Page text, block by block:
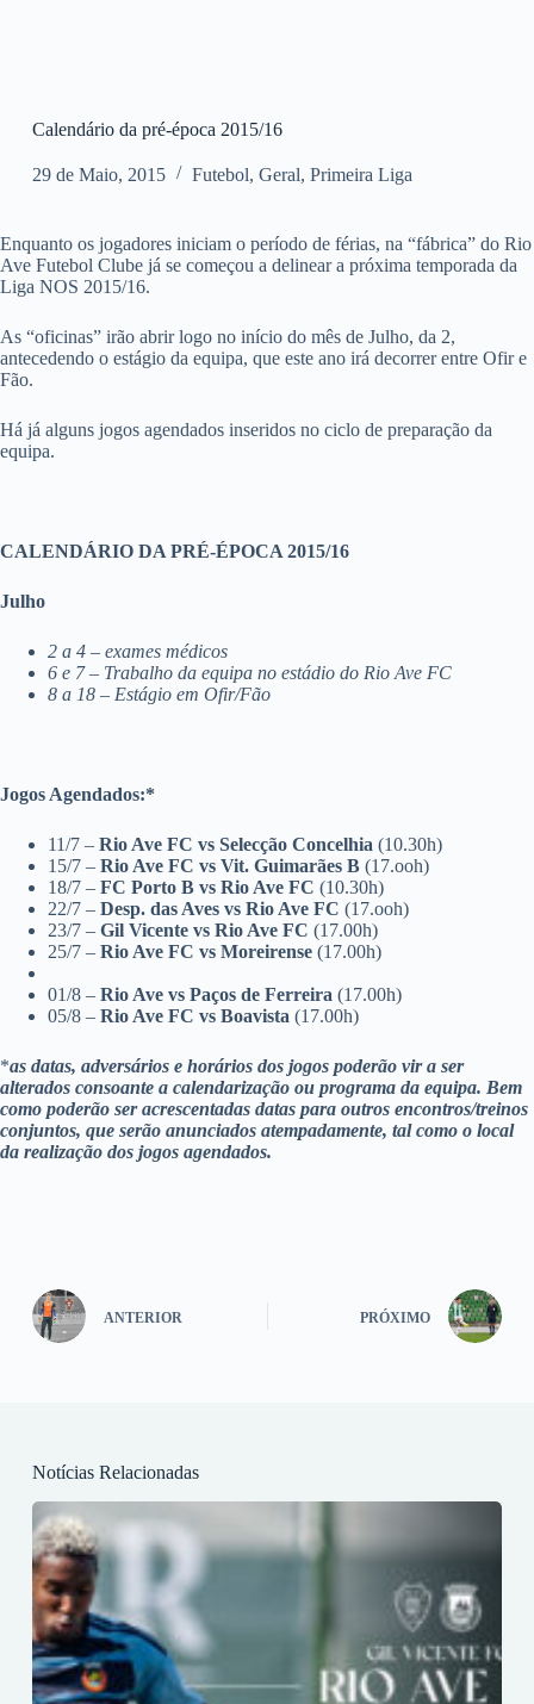
Calendário da pré-época 2015/16
29 de Maio, 2015 Futebol, Geral, Primeira Liga
Enquanto os jogadores iniciam o período de férias, na “fábrica” do Rio
Ave Futebol Clube já se começou a delinear a próxima temporada da
Liga NOS 2015/16.
As “oficinas” irão abrir logo no início do mês de Julho, da 2,
antecedendo o estágio da equipa, que este ano irá decorrer entre Ofir e
Fão.
Há já alguns jogos agendados inseridos no ciclo de preparação da
equipa.
CALENDÁRIO DA PRÉ-ÉPOCA 2015/16
Julho
2 a 4 – exames médicos
6 e 7 – Trabalho da equipa no estádio do Rio Ave FC
8 a 18 – Estágio em Ofir/Fão
Jogos Agendados:*
11/7 – Rio Ave FC vs Selecção Concelhia (10.30h)
15/7 – Rio Ave FC vs Vit. Guimarães B (17.ooh)
18/7 – FC Porto B vs Rio Ave FC (10.30h)
22/7 – Desp. das Aves vs Rio Ave FC (17.ooh)
23/7 – Gil Vicente vs Rio Ave FC (17.00h)
25/7 – Rio Ave FC vs Moreirense (17.00h)
01/8 – Rio Ave vs Paços de Ferreira (17.00h)
05/8 – Rio Ave FC vs Boavista (17.00h)
*as datas, adversários e horários dos jogos poderão vir a ser
alterados consoante a calendarização ou programa da equipa. Bem
como poderão ser acrescentadas datas para outros encontros/treinos
conjuntos, que serão anunciados atempadamente, tal como o local
da realização dos jogos agendados.
ANTERIOR PRÓXIMO
Notícias Relacionadas